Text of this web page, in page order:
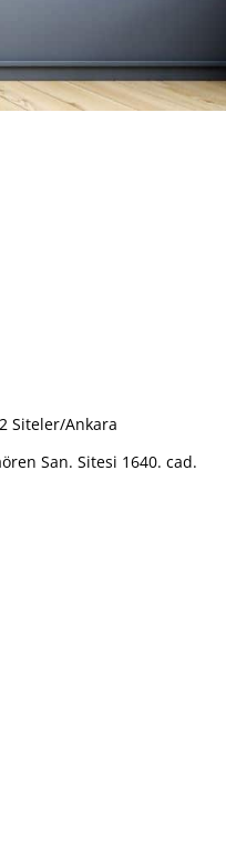
Siteler/Ankara
San. Sitesi 1640. cad.